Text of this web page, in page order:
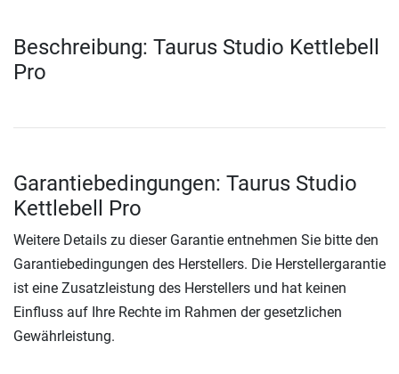
Beschreibung: Taurus Studio Kettlebell
Pro
Garantiebedingungen: Taurus Studio
Kettlebell Pro
Weitere Details zu dieser Garantie entnehmen Sie bitte den
Garantiebedingungen des Herstellers. Die Herstellergarantie
ist eine Zusatzleistung des Herstellers und hat keinen
Einfluss auf Ihre Rechte im Rahmen der gesetzlichen
Gewährleistung.